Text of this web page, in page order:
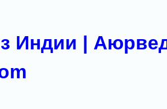
Индии |